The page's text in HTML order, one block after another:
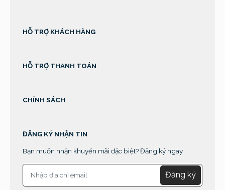
HỖ TRỢ KHÁCH HÀNG
HỖ TRỢ THANH TOÁN
CHÍNH SÁCH
ĐĂNG KÝ NHẬN TIN
Bạn muốn nhận khuyến mãi đặc biệt? Đăng ký ngay.
Đăng ký